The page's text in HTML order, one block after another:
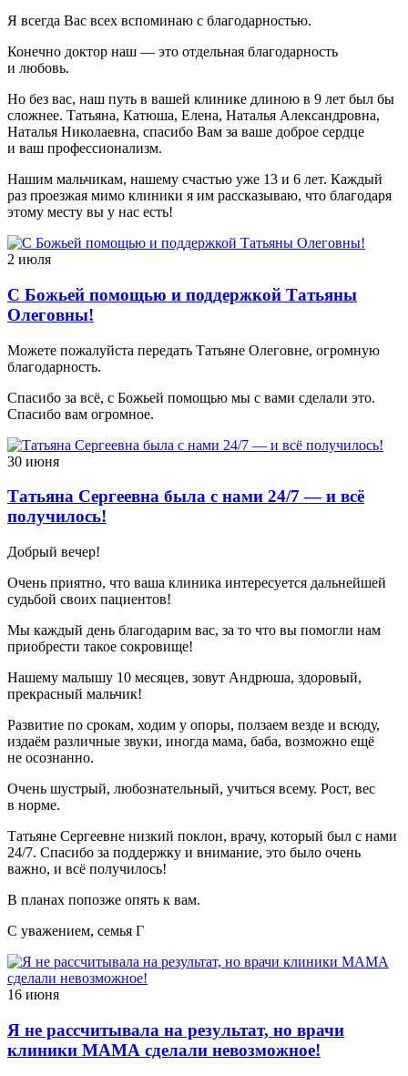
Я всегда Вас всех вспоминаю с благодарностью.
Конечно доктор наш — это отдельная благодарность
и любовь.
Но без вас, наш путь в вашей клинике длиною в 9 лет был бы
сложнее. Татьяна, Катюша, Елена, Наталья Александровна,
Наталья Николаевна, спасибо Вам за ваше доброе сердце
и ваш профессионализм.
Нашим мальчикам, нашему счастью уже 13 и 6 лет. Каждый
раз проезжая мимо клиники я им рассказываю, что благодаря
этому месту вы у нас есть!
2 июля
С Божьей помощью и поддержкой Татьяны
Олеговны!
Можете пожалуйста передать Татьяне Олеговне, огромную
благодарность.
Спасибо за всё, с Божьей помощью мы с вами сделали это.
Спасибо вам огромное.
30 июня
Татьяна Сергеевна была с нами 24/7 — и всё
получилось!
Добрый вечер!
Очень приятно, что ваша клиника интересуется дальнейшей
судьбой своих пациентов!
Мы каждый день благодарим вас, за то что вы помогли нам
приобрести такое сокровище!
Нашему малышу 10 месяцев, зовут Андрюша, здоровый,
прекрасный мальчик!
Развитие по срокам, ходим у опоры, ползаем везде и всюду,
издаём различные звуки, иногда мама, баба, возможно ещё
не осознанно.
Очень шустрый, любознательный, учиться всему. Рост, вес
в норме.
Татьяне Сергеевне низкий поклон, врачу, который был с нами
24/7. Спасибо за поддержку и внимание, это было очень
важно, и всё получилось!
В планах попозже опять к вам.
С уважением, семья Г
16 июня
Я не рассчитывала на результат, но врачи
клиники МАМА сделали невозможное!